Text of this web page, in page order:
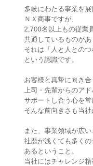
多岐にわたる事業を展
ＮＸ商事ですが、
2,700名以上もの従業
共通しているものがあ
それは「人と人とのつ
という認識です。
お客様と真摯に向き合
上司・先輩からのア
サポートし合う心を常
そんな前向きさも当社
また、事業領域が広
社歴が浅くても多く
あるということ。
当社にはチャレンジ